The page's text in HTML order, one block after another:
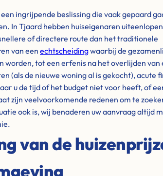
ingrijpende beslissing die vaak gepaard
In Tjaard hebben huiseigenaren
of directere route dan het traditionele
van een echtscheidingwaarbij de
worden, tot een erfenis na het overlijden van
(als de nieuwe woning al is gekocht), acute
u de tijd of het budget niet voor heeft, of
zijn veelvoorkomende redenen om te
ook is, wij benaderen uw aanvraag altijd
van de